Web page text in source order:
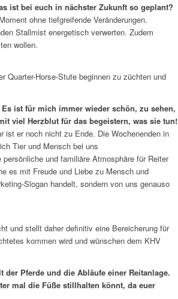
ist bei euch in nächster Zukunft so geplant?
ohne tiefgreifende Veränderungen.
Stallmist energetisch verwerten. Zudem
wollen.
Horse-Stute beginnen zu züchten und
ist für mich immer wieder schön, zu sehen,
viel Herzblut für das begeistern, was sie tun!
er noch nicht zu Ende. Die Wochenenden in
Tier und Mensch bei uns
und familiäre Atmosphäre für Reiter
es mit Freude und Liebe zu Mensch und
Slogan handelt, sondern von uns genauso
und stellt daher definitiv eine Bereicherung für
kommen wird und wünschen dem KHV
Pferde und die Abläufe einer Reitanlage.
mal die Füße stillhalten könnt, da euer